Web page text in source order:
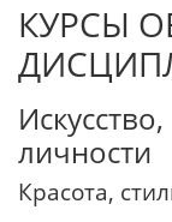
КУРСЫ
личности
Красота,